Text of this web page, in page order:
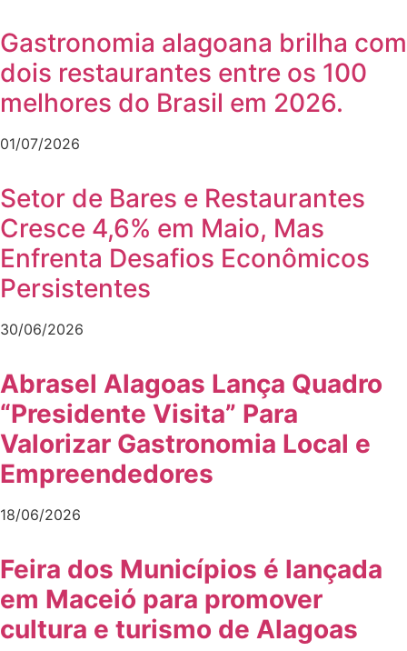
Gastronomia alagoana brilha com
dois restaurantes entre os 100
melhores do Brasil em 2026.
01/07/2026
Setor de Bares e Restaurantes
Cresce 4,6% em Maio, Mas
Enfrenta Desafios Econômicos
Persistentes
30/06/2026
Abrasel Alagoas Lança Quadro
“Presidente Visita” Para
Valorizar Gastronomia Local e
Empreendedores
18/06/2026
Feira dos Municípios é lançada
em Maceió para promover
cultura e turismo de Alagoas